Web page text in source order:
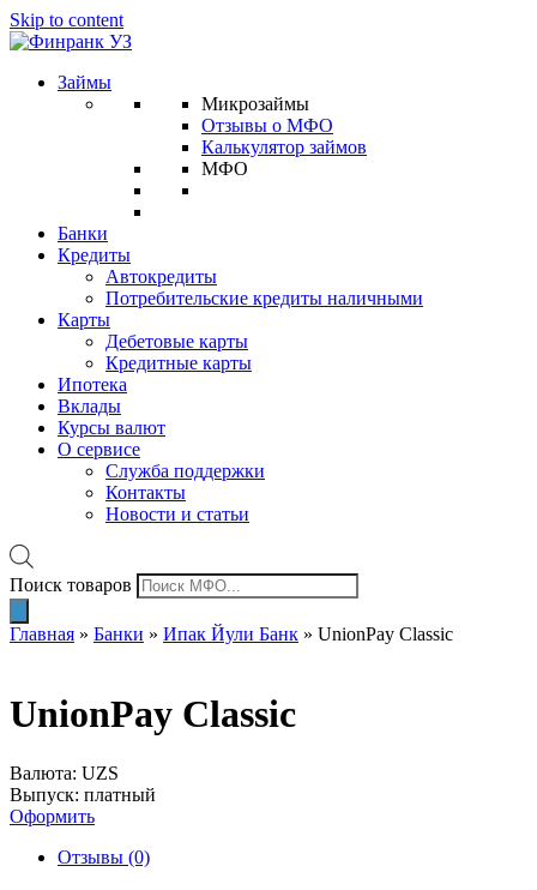
Skip to content
Займы
Микрозаймы
Отзывы о МФО
Калькулятор займов
МФО
Банки
Кредиты
Автокредиты
Потребительские кредиты наличными
Карты
Дебетовые карты
Кредитные карты
Ипотека
Вклады
Курсы валют
О сервисе
Служба поддержки
Контакты
Новости и статьи
Поиск товаров
Главная » Банки » Ипак Йули Банк » UnionPay Classic
UnionPay Classic
Валюта: UZS
Выпуск: платный
Оформить
Отзывы (0)